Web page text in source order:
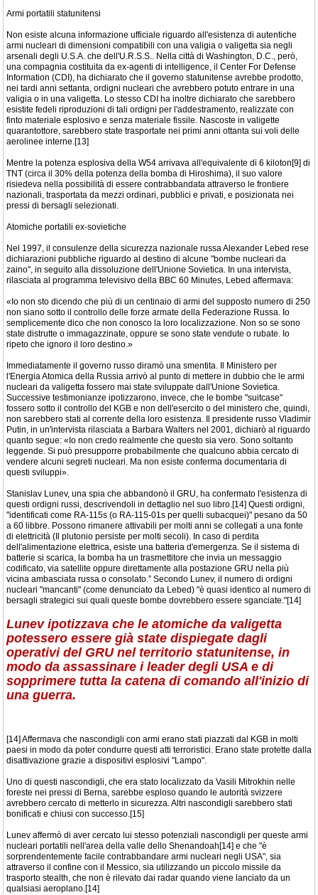
Armi portatili statunitensi
Non esiste alcuna informazione ufficiale riguardo all'esistenza di autentiche
armi nucleari di dimensioni compatibili con una valigia o valigetta sia negli
arsenali degli U.S.A. che dell'U.R.S.S.. Nella città di Washington, D.C., però,
una compagnia costituita da ex-agenti di intelligence, il Center For Defense
Information (CDI), ha dichiarato che il governo statunitense avrebbe prodotto,
nei tardi anni settanta, ordigni nucleari che avrebbero potuto entrare in una
valigia o in una valigetta. Lo stesso CDI ha inoltre dichiarato che sarebbero
esistite fedeli riproduzioni di tali ordigni per l'addestramento, realizzate con
finto materiale esplosivo e senza materiale fissile. Nascoste in valigette
quarantottore, sarebbero state trasportate nei primi anni ottanta sui voli delle
aerolinee interne.[13]
Mentre la potenza esplosiva della W54 arrivava all'equivalente di 6 kiloton[9] di
TNT (circa il 30% della potenza della bomba di Hiroshima), il suo valore
risiedeva nella possibilità di essere contrabbandata attraverso le frontiere
nazionali, trasportata da mezzi ordinari, pubblici e privati, e posizionata nei
pressi di bersagli selezionati.
Atomiche portatili ex-sovietiche
Nel 1997, il consulenze della sicurezza nazionale russa Alexander Lebed rese
dichiarazioni pubbliche riguardo al destino di alcune "bombe nucleari da
zaino", in seguito alla dissoluzione dell'Unione Sovietica. In una intervista,
rilasciata al programma televisivo della BBC 60 Minutes, Lebed affermava:
«Io non sto dicendo che più di un centinaio di armi del supposto numero di 250
non siano sotto il controllo delle forze armate della Federazione Russa. Io
semplicemente dico che non conosco la loro localizzazione. Non so se sono
state distrutte o immagazzinate, oppure se sono state vendute o rubate. Io
ripeto che ignoro il loro destino.»
Immediatamente il governo russo diramò una smentita. Il Ministero per
l'Energia Atomica della Russia arrivò al punto di mettere in dubbio che le armi
nucleari da valigetta fossero mai state sviluppate dall'Unione Sovietica.
Successive testimonianze ipotizzarono, invece, che le bombe "suitcase"
fossero sotto il controllo del KGB e non dell'esercito o del ministero che, quindi,
non sarebbero stati al corrente della loro esistenza. Il presidente russo Vladimir
Putin, in un'intervista rilasciata a Barbara Walters nel 2001, dichiarò al riguardo
quanto segue: «Io non credo realmente che questo sia vero. Sono soltanto
leggende. Si può presupporre probabilmente che qualcuno abbia cercato di
vendere alcuni segreti nucleari. Ma non esiste conferma documentaria di
questi sviluppi».
Stanislav Lunev, una spia che abbandonò il GRU, ha confermato l'esistenza di
questi ordigni russi, descrivendoli in dettaglio nel suo libro.[14] Questi ordigni,
"identificati come RA-115s (o RA-115-01s per quelli subacquei)" pesano da 50
a 60 libbre. Possono rimanere attivabili per molti anni se collegati a una fonte
di elettricità (Il plutonio persiste per molti secoli). In caso di perdita
dell'alimentazione elettrica, esiste una batteria d'emergenza. Se il sistema di
batterie si scarica, la bomba ha un trasmettitore che invia un messaggio
codificato, via satellite oppure direttamente alla postazione GRU nella più
vicina ambasciata russa o consolato.” Secondo Lunev, il numero di ordigni
nucleari "mancanti" (come denunciato da Lebed) "è quasi identico al numero di
bersagli strategici sui quali queste bombe dovrebbero essere sganciate."[14]
Lunev ipotizzava che le atomiche da valigetta
potessero essere già state dispiegate dagli
operativi del GRU nel territorio statunitense, in
modo da assassinare i leader degli USA e di
sopprimere tutta la catena di comando all'inizio di
una guerra.
[14] Affermava che nascondigli con armi erano stati piazzati dal KGB in molti
paesi in modo da poter condurre questi atti terroristici. Erano state protette dalla
disattivazione grazie a dispositivi esplosivi "Lampo".
Uno di questi nascondigli, che era stato localizzato da Vasili Mitrokhin nelle
foreste nei pressi di Berna, sarebbe esploso quando le autorità svizzere
avrebbero cercato di metterlo in sicurezza. Altri nascondigli sarebbero stati
bonificati e chiusi con successo.[15]
Lunev affermò di aver cercato lui stesso potenziali nascondigli per queste armi
nucleari portatili nell'area della valle dello Shenandoah[14] e che "è
sorprendentemente facile contrabbandare armi nucleari negli USA", sia
attraverso il confine con il Messico, sia utilizzando un piccolo missile da
trasporto stealth, che non è rilevato dai radar quando viene lanciato da un
qualsiasi aeroplano.[14]